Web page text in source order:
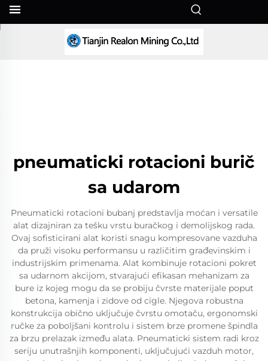
pneumaticki rotacioni burič
sa udarom
Pneumaticki rotacioni bubanj predstavlja moćan i versatile
alat dizajniran za tešku vrstu buračkog i demolijskog rada.
Ovaj sofisticirani alat koristi snagu kompresovane vazduha
da pruži visoku performansu u različitim građevinskim i
industrijskim primenama. Alat kombinuje rotacioni pokret
sa udarnom akcijom, stvarajući efikasan mehanizam za
bure iz kojeg mogu da se probiju čvrste materijale poput
betona, kamenja i zidove od cigle. Njegova robustna
konstrukcija obično uključuje čvrstu omotaču, ergonomski
ručke za poboljšani kontrolu i sistem brze promene špindla
za brzu prelazak između alata. Pneumaticki sistem radi kroz
seriju unutrašnjih komponenti, uključujući vazduh motor,